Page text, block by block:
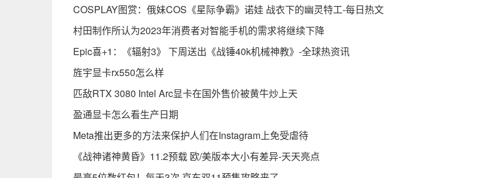
COSPLAY图赏：俄妹COS《星际争霸》诺娃 战衣下的幽灵特工-每日热文
村田制作所认为2023年消费者对智能手机的需求将继续下降
Epic喜+1：《辐射3》 下周送出《战锤40k机械神教》-全球热资讯
旌宇显卡rx550怎么样
匹敌RTX 3080 Intel Arc显卡在国外售价被黄牛炒上天
盈通显卡怎么看生产日期
Meta推出更多的方法来保护人们在Instagram上免受虐待
《战神诸神黄昏》11.2预载 欧/美版本大小有差异-天天亮点